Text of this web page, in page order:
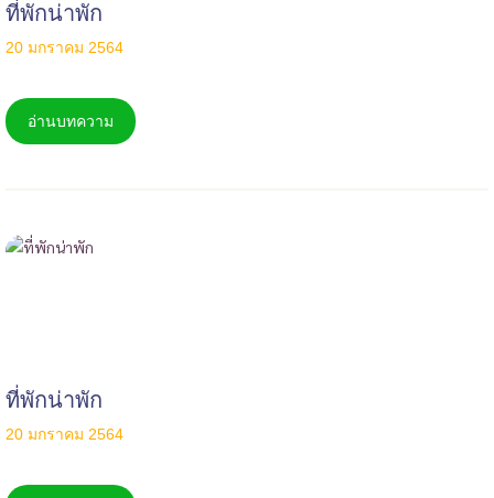
ที่พักน่าพัก
20 มกราคม 2564
อ่านบทความ
ที่พักน่าพัก
20 มกราคม 2564